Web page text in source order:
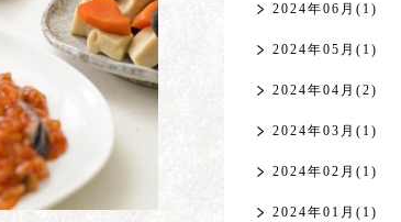
2024年06月(1)
2024年05月(1)
2024年04月(2)
2024年03月(1)
2024年02月(1)
2024年01月(1)